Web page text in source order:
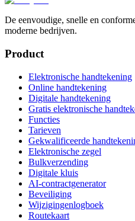
De eenvoudige, snelle en
moderne bedrijven.
Product
Elektronische handtekening
Online handtekening
Digitale handtekening
Gratis elektronische
Functies
Tarieven
Gekwalificeerde
Elektronische zegel
Bulkverzending
Digitale kluis
AI-contractgenerator
Beveiliging
Wijzigingenlogboek
Routekaart